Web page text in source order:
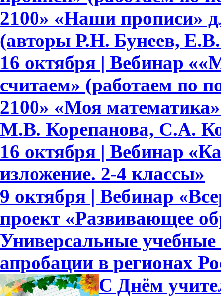
2100» «Наши прописи»
(авторы Р.Н. Бунеев,
16 октября | Вебинар
считаем» (работаем по
2100» «Моя
М.В. Корепанова, С.А.
16 октября | Вебинар
изложение. 2-4 классы»
9 октября | Вебинар
проект «Развивающее
Универсальные
апробации в регионах
С Днём